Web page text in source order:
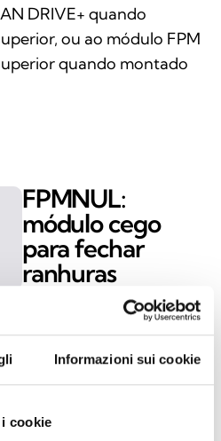
Informazioni sui cookie
cookie
DRIVE+ quando
ou ao módulo FPM
quando montado
FPMNUL:
módulo cego
para fechar
ranhuras
O módulo FPMNUL é um
módulo cego concebido
para fechar de forma
organizada e segura as
nas portas dos armários